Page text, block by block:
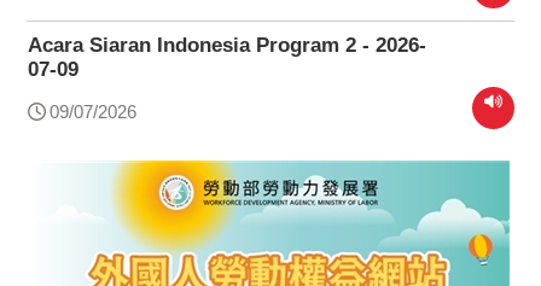
Acara Siaran Indonesia Program 2 - 2026-
07-09
09/07/2026